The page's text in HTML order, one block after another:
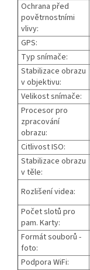
Ochrana před
povětrnostními
vlivy:
GPS:
Typ snímače:
Stabilizace obrazu
v objektivu:
Velikost snímače:
Procesor pro
zpracování
obrazu:
Citlivost ISO:
Stabilizace obrazu
v těle:
Rozlišení videa:
Počet slotů pro
pam. Karty:
Formát souborů -
foto:
Podpora WiFi: